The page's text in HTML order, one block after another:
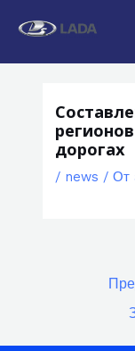
дорогах
/ news / От